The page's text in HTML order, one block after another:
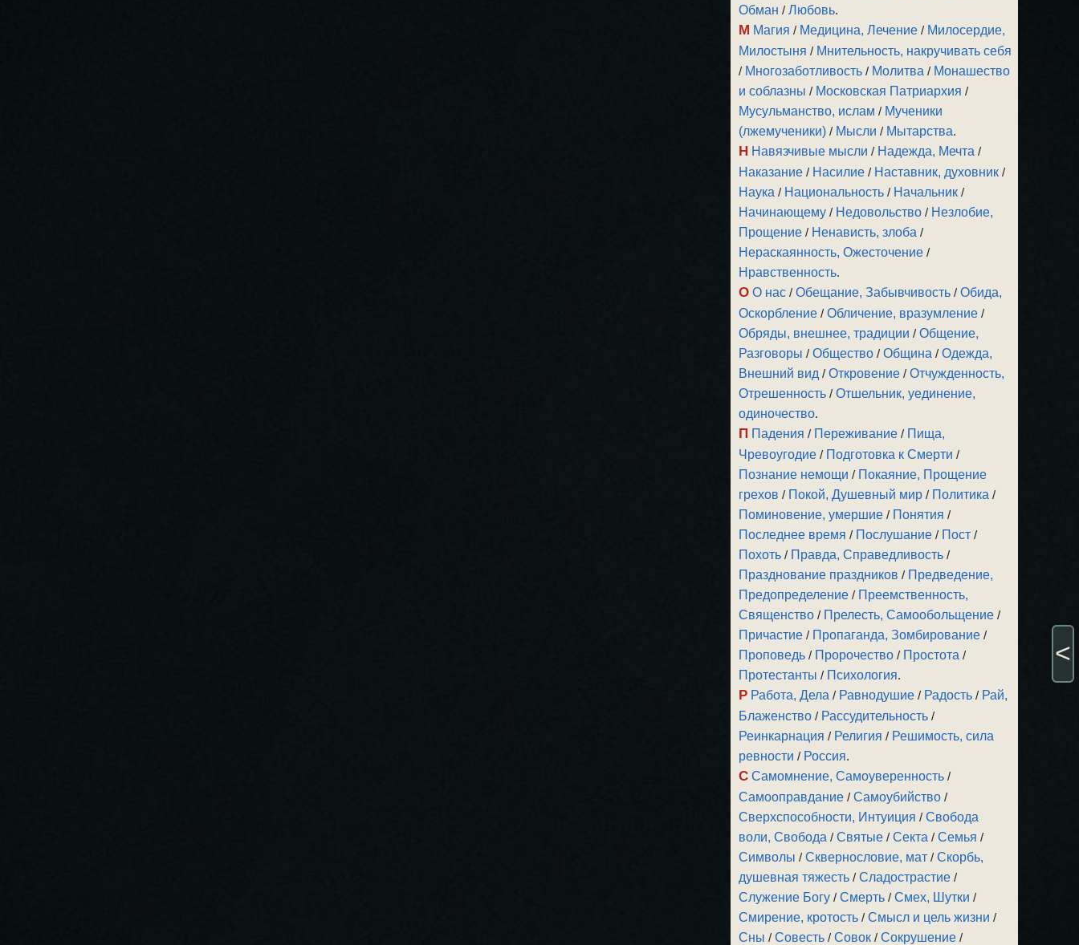
Обман /Любовь.
М Магия / Медицина, Лечение / Милосердие,
Милостыня / Мнительность, накручивать себя
/ Многозаботливость / Молитва / Монашество
и соблазны / Московская Патриархия /
Мусульманство, ислам / Мученики
(лжемученики) / Мысли / Мытарства.
Н Навязчивые мысли / Надежда, Мечта /
Наказание / Насилие / Наставник, духовник /
Наука / Национальность / Начальник /
Начинающему / Недовольство / Незлобие,
Прощение / Ненависть, злоба /
Нераскаянность, Ожесточение /
Нравственность.
О О нас /Обещание, Забывчивость /Обида,
Оскорбление /Обличение, вразумление /
Обряды, внешнее, традиции /Общение,
Разговоры /Общество /Община /Одежда,
Внешний вид /Откровение /Отчужденность,
Отрешенность /Отшельник, уединение,
одиночество.
П Падения / Переживание / Пища,
Чревоугодие / Подготовка к Смерти /
Познание немощи / Покаяние, Прощение
грехов / Покой, Душевный мир / Политика /
Поминовение, умершие / Понятия /
Последнее время / Послушание / Пост /
Похоть / Правда, Справедливость /
Празднование праздников / Предведение,
Предопределение / Преемственность,
Священство / Прелесть, Самообольщение /
Причастие / Пропаганда, Зомбирование /
Проповедь / Пророчество / Простота /
Протестанты / Психология.
Р Работа, Дела / Равнодушие / Радость / Рай,
Блаженство / Рассудительность /
Реинкарнация / Религия / Решимость, сила
ревности / Россия.
С Самомнение, Самоуверенность /
Самооправдание /Самоубийство /
Сверхспособности, Интуиция /Свобода
воли, Свобода /Святые /Секта /Семья /
Символы /Сквернословие, мат /Скорбь,
душевная тяжесть /Сладострастие /
Служение Богу /Смерть /Смех, Шутки /
Смирение, кротость /Смысл и цель жизни /
Сны /Совесть /Совок /Сокрушение /
<